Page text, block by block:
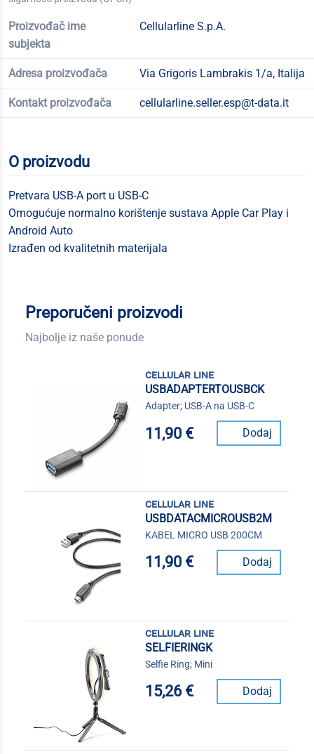
Proizvođač ime
subjekta
Cellularline S.p.A.
Adresa proizvođača Via Grigoris Lambrakis 1/a, Italija
Kontakt proizvođača cellularline.seller.esp@t-data.it
O proizvodu
Pretvara USB-A port u USB-C
Omogućuje normalno korištenje sustava Apple Car Play i
Android Auto
Izrađen od kvalitetnih materijala
Preporučeni proizvodi
Najbolje iz naše ponude
cellular line
USBADAPTERTOUSBCK
Adapter; USB-A na USB-C
11,90 € Dodaj
cellular line
USBDATACMICROUSB2M
KABEL MICRO USB 200CM
11,90 € Dodaj
cellular line
SELFIERINGK
Selfie Ring; Mini
15,26 € Dodaj